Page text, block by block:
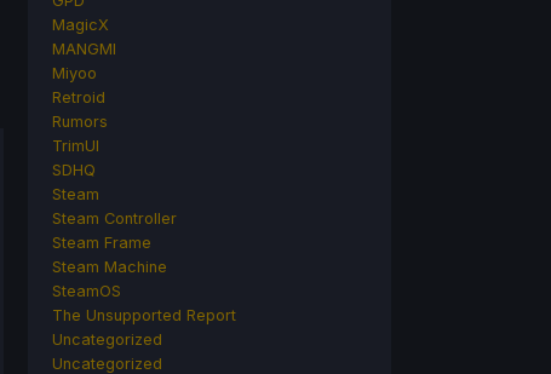
MagicX
MANGMI
Miyoo
Retroid
Rumors
TrimUI
SDHQ
Steam
Steam Controller
Steam Frame
Steam Machine
SteamOS
The Unsupported Report
Uncategorized
Uncategorized